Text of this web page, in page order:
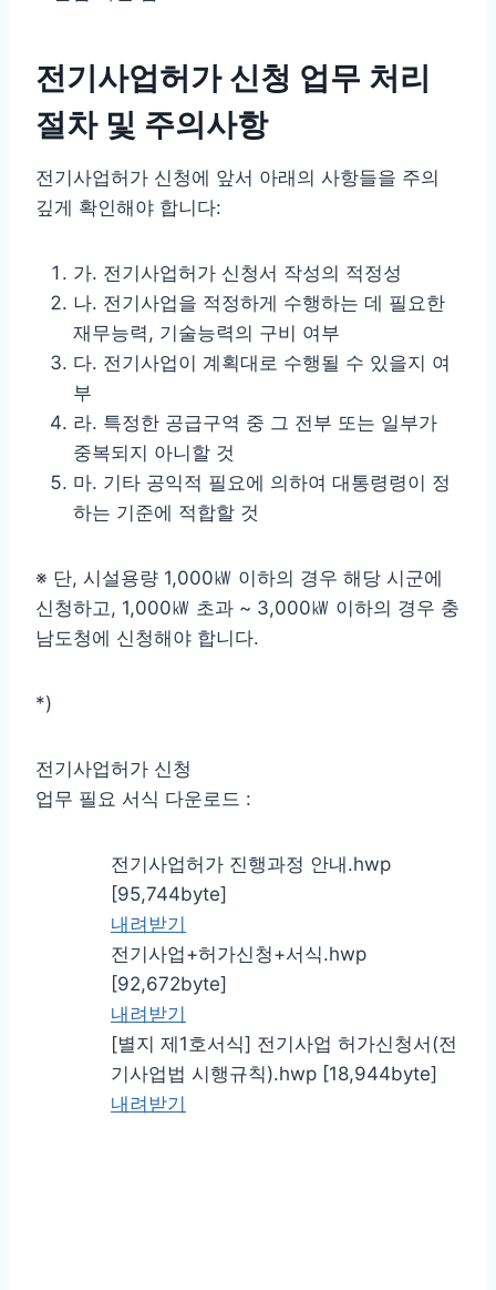
전기사업허가 신청 업무 처리
절차 및 주의사항
전기사업허가 신청에 앞서 아래의 사항들을 주의
깊게 확인해야 합니다:
가. 전기사업허가 신청서 작성의 적정성
나. 전기사업을 적정하게 수행하는 데 필요한
재무능력, 기술능력의 구비 여부
다. 전기사업이 계획대로 수행될 수 있을지 여
부
라. 특정한 공급구역 중 그 전부 또는 일부가
중복되지 아니할 것
마. 기타 공익적 필요에 의하여 대통령령이 정
하는 기준에 적합할 것
※ 단, 시설용량 1,000㎾ 이하의 경우 해당 시군에
신청하고, 1,000㎾ 초과 ~ 3,000㎾ 이하의 경우 충
남도청에 신청해야 합니다.
*)
전기사업허가 신청
업무 필요 서식 다운로드 :
전기사업허가 진행과정 안내.hwp
[95,744byte]
내려받기
전기사업+허가신청+서식.hwp
[92,672byte]
내려받기
[별지 제1호서식] 전기사업 허가신청서(전
기사업법 시행규칙).hwp [18,944byte]
내려받기